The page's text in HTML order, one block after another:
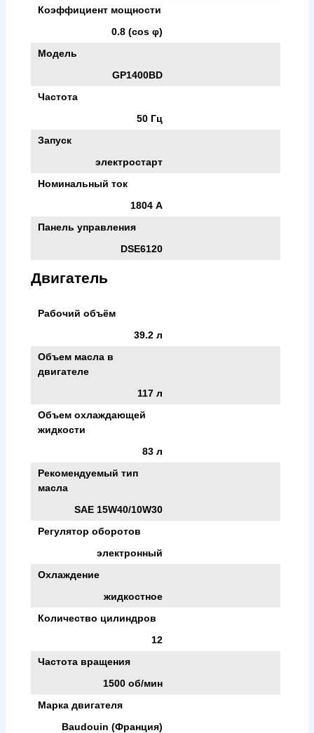
Коэффициент мощности
0.8 (cos φ)
Модель
GP1400BD
Частота
50 Гц
Запуск
электростарт
Номинальный ток
1804 А
Панель управления
DSE6120
Двигатель
Рабочий объём
39.2 л
Объем масла в
двигателе
117 л
Объем охлаждающей
жидкости
83 л
Рекомендуемый тип
масла
SAE 15W40/10W30
Регулятор оборотов
электронный
Охлаждение
жидкостное
Количество цилиндров
12
Частота вращения
1500 об/мин
Марка двигателя
Baudouin (Франция)